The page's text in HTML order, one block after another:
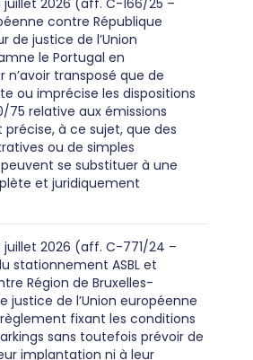
2026 (aff. C-166/25 –
contre République
de justice de l’Union
le Portugal en
transposé que de
ou imprécise les dispositions
75 relative aux émissions
précise, à ce sujet, que des
ou de simples
se substituer à une
et juridiquement
juillet 2026 (aff. C-771/24 –
stationnement ASBL et
Région de Bruxelles-
justice de l’Union européenne
fixant les conditions
sans toutefois prévoir de
implantation ni à leur